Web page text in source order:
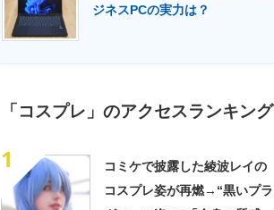
ジネスPCの実力は？
「コスプレ」のアクセスランキング
1
コミケで披露した綾波レイの
コスプレ姿が再燃→“黒いプラ